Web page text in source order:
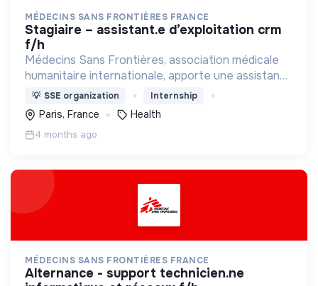
MÉDECINS SANS FRONTIÈRES FRANCE
stagiaire – assistant.e d’exploitation crm
f/h
Médecins Sans Frontières, association médicale
humanitaire internationale, apporte une assistance
médicale à des populations dont la vie est
menacée.
💡 SSE organization Internship
Paris, France Health
4 months ago
MÉDECINS SANS FRONTIÈRES FRANCE
alternance - support technicien.ne